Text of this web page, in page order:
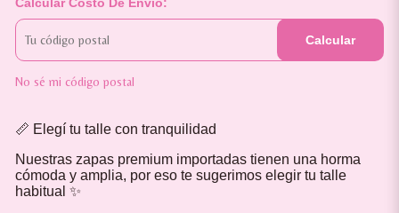
Calcular
No sé mi código postal
📏 Elegí tu talle con tranquilidad
Nuestras zapas premium importadas tienen una horma
cómoda y amplia, por eso te sugerimos elegir tu talle
habitual ✨